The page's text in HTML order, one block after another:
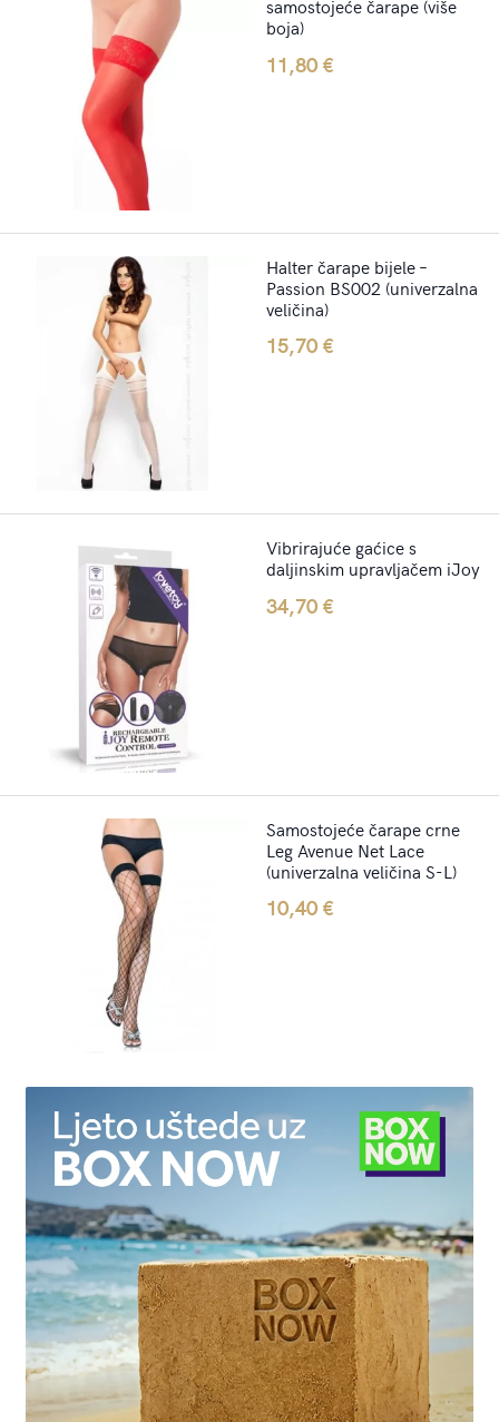
samostojeće čarape (više
boja)
11,80€
Halter čarape bijele –
Passion BS002 (univerzalna
veličina)
15,70€
Vibrirajuće gaćice s
daljinskim upravljačem iJoy
34,70€
Samostojeće čarape crne
Leg Avenue Net Lace
(univerzalna veličina S-L)
10,40€